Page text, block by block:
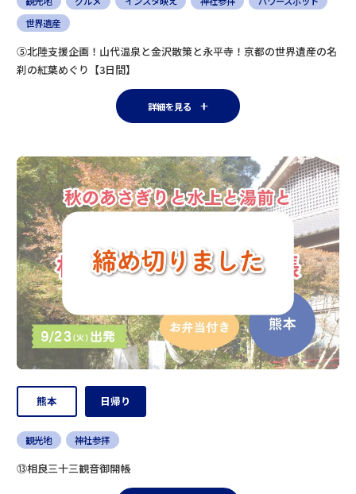
世界遺産
⑤北陸支援企画！山代温泉と金沢散策と永平寺！京都の世界遺産の名
刹の紅葉めぐり【3日間】
詳細を見る
熊本 日帰り
観光地 神社参拝
⑬相良三十三観音御開帳